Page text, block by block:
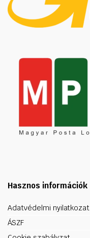
Hasznos információk
Adatvédelmi nyilatkozat
ÁSZF